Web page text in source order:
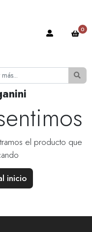
0
el producto que
inicio